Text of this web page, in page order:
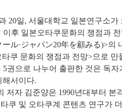
20일, 서울대학교 일본연구소
이후 일본오타쿠문화의 쟁점과
ル·ジャパン20年を顧みる)>의
타쿠 문화의 쟁점과 전망>으로
권으로 나누어 출판한 것은 독
해서이다.
저자 김준양은 1990년대부터
쿠 및 오타쿠계 콘텐츠 연구가